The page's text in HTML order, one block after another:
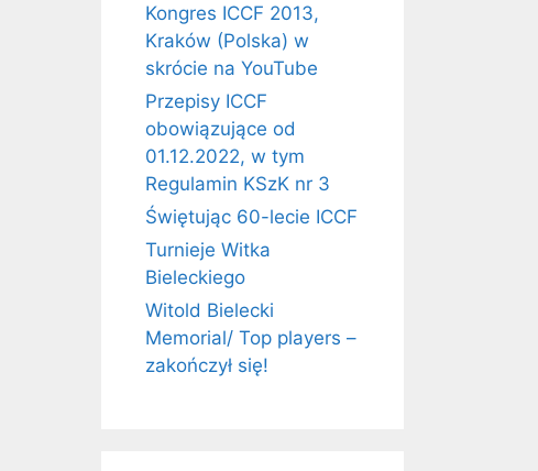
Kongres ICCF 2013,
Kraków (Polska) w
skrócie na YouTube
Przepisy ICCF
obowiązujące od
01.12.2022, w tym
Regulamin KSzK nr 3
Świętując 60-lecie ICCF
Turnieje Witka
Bieleckiego
Witold Bielecki
Memorial/ Top players –
zakończył się!